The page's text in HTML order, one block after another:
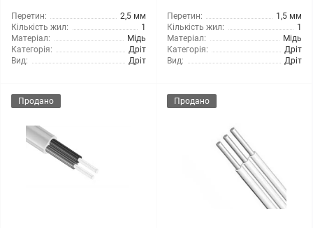
Перетин:
2,5 мм
Кількість жил:
1
Матеріал:
Мідь
Категорія:
Дріт
Вид:
Дріт
Перетин:
1,5 мм
Кількість жил:
1
Матеріал:
Мідь
Категорія:
Дріт
Вид:
Дріт
Продано Продано